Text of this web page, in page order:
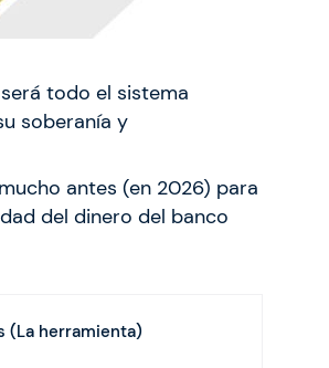
todo el sistema
soberanía y
antes (en 2026) para
del dinero del banco
(La herramienta)